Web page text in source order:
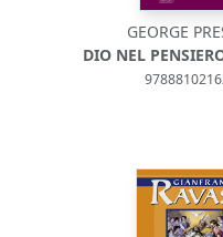
GEORGE
DIO NEL